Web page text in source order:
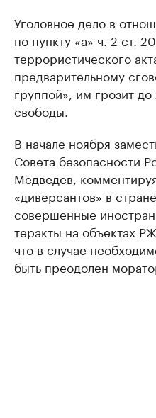
Уголовное дело в
по пункту «а» ч. 2 ст.
террористического
предварительному
группой», им грозит
свободы.
В начале ноября
Совета безопасности
Медведев,
«диверсантов» в
совершенные
теракты на объектах
что в случае
быть преодолен